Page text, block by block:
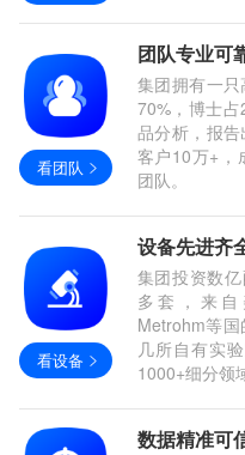
看团队
团队专业可
集团拥有一
70%，博士
品分析，报
客户10万+，
团队。
看设备
设备先进齐
集团投资数
多套，来自
Metrohm等
几所自有实
1000+细分领
数据精准可